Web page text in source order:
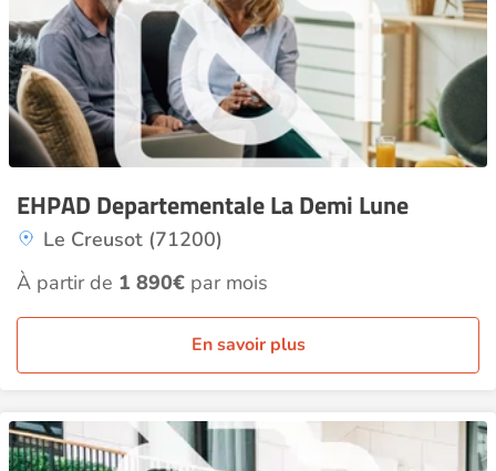
EHPAD Departementale La Demi Lune
Le Creusot (71200)
À partir de 1 890€ par mois
En savoir plus